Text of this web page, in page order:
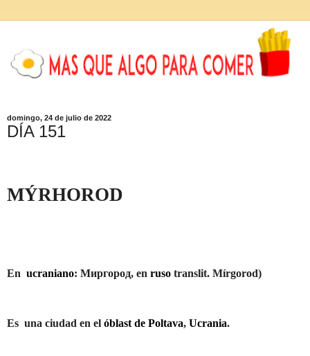
domingo, 24 de julio de 2022
DÍA 151
MÝRHOROD
En ucraniano: Миргород, en ruso translit. Mírgorod)
Es una ciudad en el óblast de Poltava, Ucrania.